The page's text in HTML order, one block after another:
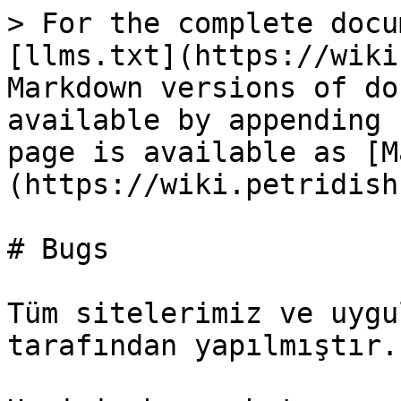
> For the complete
[llms.txt](https://
Markdown versions of
available by
page is available as
(https://
# Bugs
Tüm sitelerimiz ve
tarafından yapılmıştır.